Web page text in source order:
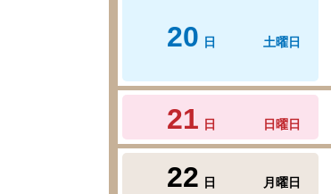
20 日 土曜日
21 日 日曜日
22 日 月曜日